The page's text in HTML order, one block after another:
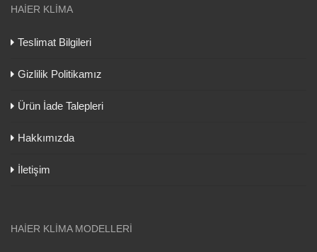
HAIER KLIMA
Teslimat Bilgileri
Gizlilik Politikamız
Ürün İade Talepleri
Hakkımızda
İletişim
HAIER KLIMA MODELLERI